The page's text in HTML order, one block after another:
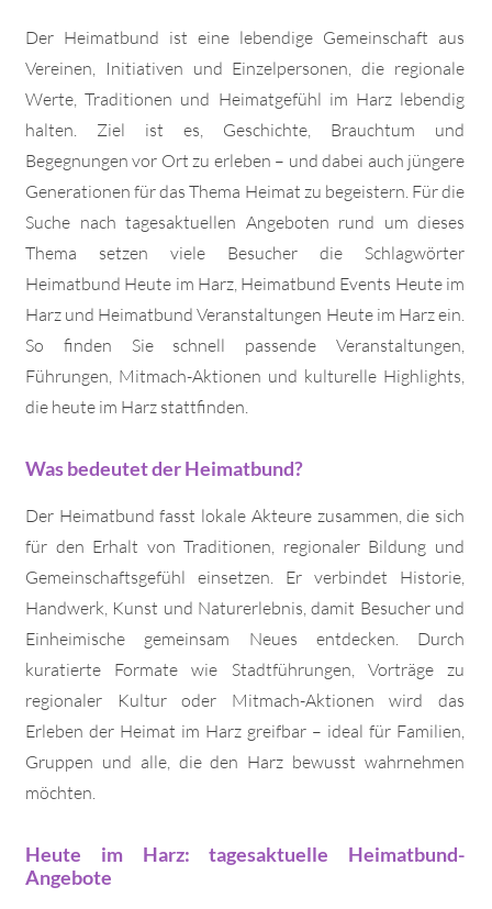
Der Heimatbund ist eine lebendige Gemeinschaft aus
Vereinen, Initiativen und Einzelpersonen, die regionale
Werte, Traditionen und Heimatgefühl im Harz lebendig
halten. Ziel ist es, Geschichte, Brauchtum und
Begegnungen vor Ort zu erleben – und dabei auch jüngere
Generationen für das Thema Heimat zu begeistern. Für die
Suche nach tagesaktuellen Angeboten rund um dieses
Thema setzen viele Besucher die Schlagwörter
Heimatbund Heute im Harz, Heimatbund Events Heute im
Harz und Heimatbund Veranstaltungen Heute im Harz ein.
So finden Sie schnell passende Veranstaltungen,
Führungen, Mitmach-Aktionen und kulturelle Highlights,
die heute im Harz stattfinden.
Was bedeutet der Heimatbund?
Der Heimatbund fasst lokale Akteure zusammen, die sich
für den Erhalt von Traditionen, regionaler Bildung und
Gemeinschaftsgefühl einsetzen. Er verbindet Historie,
Handwerk, Kunst und Naturerlebnis, damit Besucher und
Einheimische gemeinsam Neues entdecken. Durch
kuratierte Formate wie Stadtführungen, Vorträge zu
regionaler Kultur oder Mitmach-Aktionen wird das
Erleben der Heimat im Harz greifbar – ideal für Familien,
Gruppen und alle, die den Harz bewusst wahrnehmen
möchten.
Heute im Harz: tagesaktuelle Heimatbund-
Angebote